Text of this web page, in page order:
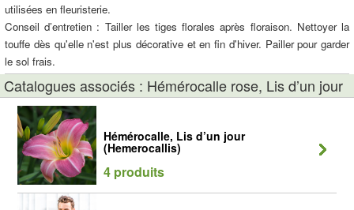
utilisées en fleuristerie.
Conseil d’entretien : Tailler les tiges florales après floraison. Nettoyer la
touffe dès qu'elle n'est plus décorative et en fin d'hiver. Pailler pour garder
le sol frais.
Catalogues associés : Hémérocalle rose, Lis d’un jour
Hémérocalle, Lis d’un jour
(Hemerocallis)
4 produits